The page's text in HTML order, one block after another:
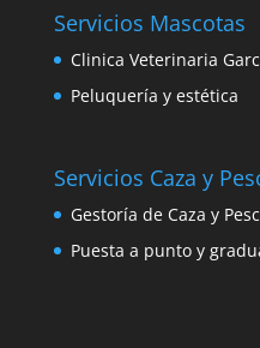
Servicios Mascotas
Clinica Veterinaria
Peluquería y estética
Servicios Caza y
Gestoría de Caza y
Puesta a punto y